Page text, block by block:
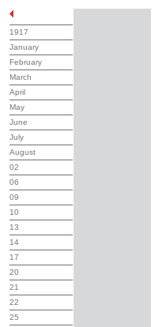
1917
January
February
March
April
May
June
July
August
02
06
09
10
13
14
17
20
21
22
25